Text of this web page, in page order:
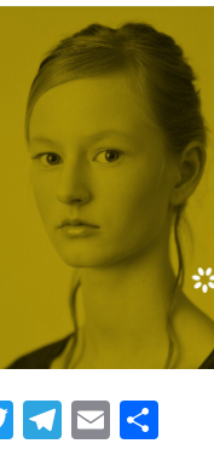
Twitter
Telegram
Email